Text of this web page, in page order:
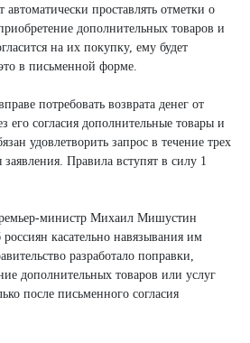
проставлять отметки о
дополнительных товаров и
на их покупку, ему будет
в письменной форме.
потребовать возврата денег от
его согласия дополнительные товары и
удовлетворить запрос в течение трех
Правила вступят в силу 1
министр Михаил Мишустин
касательно навязывания им
разработало поправки,
дополнительных товаров или услуг
после письменного согласия